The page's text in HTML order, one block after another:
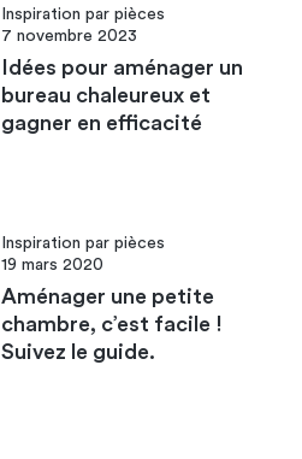
Inspiration par pièces
7 novembre 2023
Idées pour aménager un
bureau chaleureux et
gagner en efficacité
Inspiration par pièces
19 mars 2020
Aménager une petite
chambre, c’est facile !
Suivez le guide.